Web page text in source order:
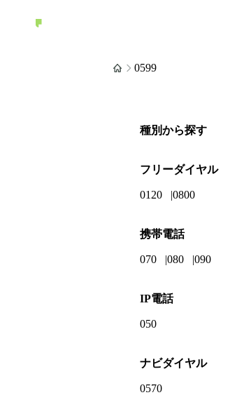
0599
種別から探す
フリーダイヤル
0120 0800
携帯電話
070 080 090
IP電話
050
ナビダイヤル
0570